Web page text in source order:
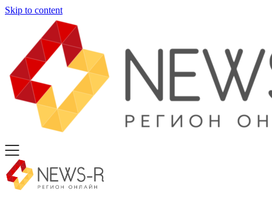
Skip to content